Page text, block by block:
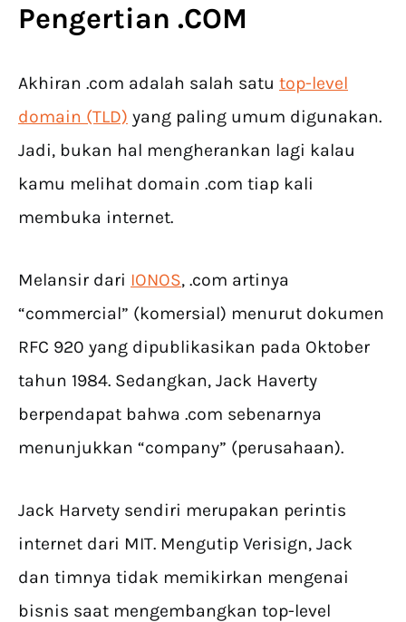
Pengertian .COM
Akhiran .com adalah salah satu top-level
domain (TLD) yang paling umum digunakan.
Jadi, bukan hal mengherankan lagi kalau
kamu melihat domain .com tiap kali
membuka internet.
Melansir dari IONOS, .com artinya
“commercial” (komersial) menurut dokumen
RFC 920 yang dipublikasikan pada Oktober
tahun 1984. Sedangkan, Jack Haverty
berpendapat bahwa .com sebenarnya
menunjukkan “company” (perusahaan).
Jack Harvety sendiri merupakan perintis
internet dari MIT. Mengutip Verisign, Jack
dan timnya tidak memikirkan mengenai
bisnis saat mengembangkan top-level